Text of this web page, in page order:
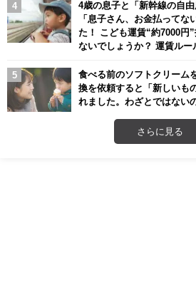
4歳の息子と「新幹線の自
「息子さん、お金払ってな
た！ こども運賃“約7000円
ないでしょうか？ 運賃ルー
食べる前のソフトクリーム
換を依頼すると「新しいも
れました。わざとではない
さらに見る